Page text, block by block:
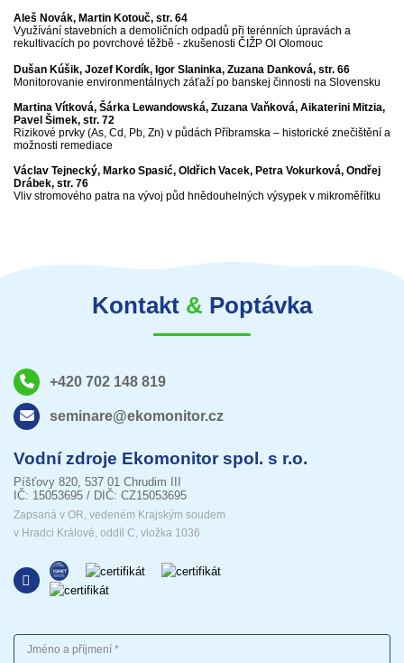
Aleš Novák, Martin Kotouč, str. 64
Využívání stavebních a demoličních odpadů při terénních úpravách a
rekultivacích po povrchové těžbě - zkušenosti ČIŽP OI Olomouc
Dušan Kúšik, Jozef Kordík, Igor Slaninka, Zuzana Danková, str. 66
Monitorovanie environmentálnych záťaží po banskej činnosti na Slovensku
Martina Vítková, Šárka Lewandowská, Zuzana Vaňková, Aikaterini Mitzia,
Pavel Šimek, str. 72
Rizikové prvky (As, Cd, Pb, Zn) v půdách Příbramska – historické znečištění a
možnosti remediace
Václav Tejnecký, Marko Spasić, Oldřich Vacek, Petra Vokurková, Ondřej
Drábek, str. 76
Vliv stromového patra na vývoj půd hnědouhelných výsypek v mikroměřítku
Kontakt & Poptávka
+420 702 148 819
seminare@ekomonitor.cz
Vodní zdroje Ekomonitor spol. s r.o.
Píšťovy 820, 537 01 Chrudim III
IČ: 15053695 / DIČ: CZ15053695
Zapsaná v OR, vedeném Krajským soudem
v Hradci Králové, oddíl C, vložka 1036
Jméno a příjmení